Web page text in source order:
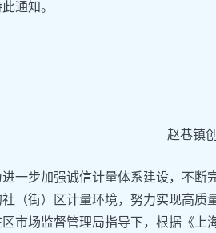
通知。
赵巷镇
进一步加强诚信计量体系建设，不断
（街）区计量环境，努力实现高质
市场监督管理局指导下，根据《上